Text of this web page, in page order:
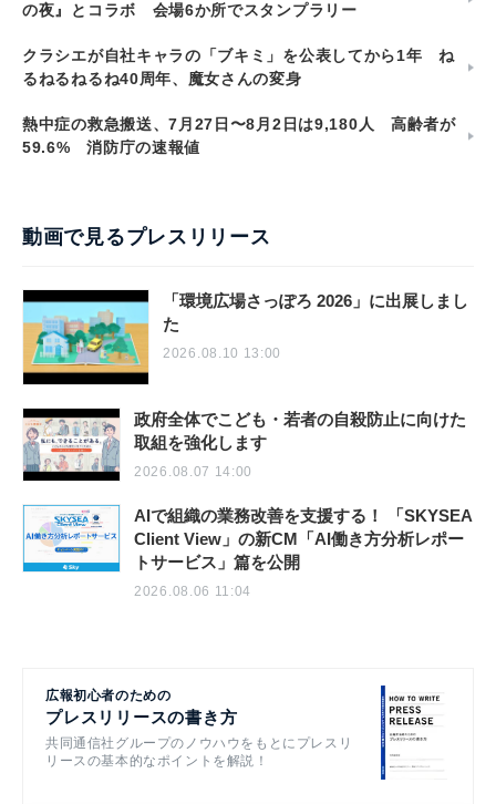
の夜』とコラボ 会場6か所でスタンプラリー
クラシエが自社キャラの「ブキミ」を公表してから1年 ね
るねるねるね40周年、魔女さんの変身
熱中症の救急搬送、7月27日〜8月2日は9,180人 高齢者が
59.6% 消防庁の速報値
動画で見るプレスリリース
「環境広場さっぽろ 2026」に出展しまし
た
2026.08.10 13:00
政府全体でこども・若者の自殺防止に向けた
取組を強化します
2026.08.07 14:00
AIで組織の業務改善を支援する！ 「SKYSEA
Client View」の新CM「AI働き方分析レポー
トサービス」篇を公開
2026.08.06 11:04
広報初心者のための
プレスリリースの書き方
共同通信社グループのノウハウをもとにプレスリ
リースの基本的なポイントを解説！